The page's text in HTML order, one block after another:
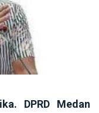
DPRD Medan